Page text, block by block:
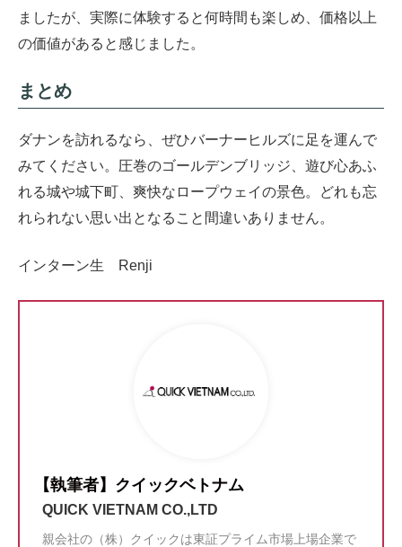
ましたが、実際に体験すると何時間も楽しめ、価格以上
の価値があると感じました。
まとめ
ダナンを訪れるなら、ぜひバーナーヒルズに足を運んで
みてください。圧巻のゴールデンブリッジ、遊び心あふ
れる城や城下町、爽快なロープウェイの景色。どれも忘
れられない思い出となること間違いありません。
インターン生 Renji
【執筆者】クイックベトナム
QUICK VIETNAM CO.,LTD
親会社の（株）クイックは東証プライム市場上場企業で